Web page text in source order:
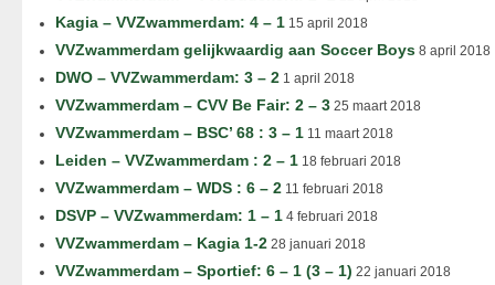
Kagia – VVZwammerdam: 4 – 1 15 april 2018
VVZwammerdam gelijkwaardig aan Soccer Boys 8 april 2018
DWO – VVZwammerdam: 3 – 2 1 april 2018
VVZwammerdam – CVV Be Fair: 2 – 3 25 maart 2018
VVZwammerdam – BSC’ 68 : 3 – 1 11 maart 2018
Leiden – VVZwammerdam : 2 – 1 18 februari 2018
VVZwammerdam – WDS : 6 – 2 11 februari 2018
DSVP – VVZwammerdam: 1 – 1 4 februari 2018
VVZwammerdam – Kagia 1-2 28 januari 2018
VVZwammerdam – Sportief: 6 – 1 (3 – 1) 22 januari 2018